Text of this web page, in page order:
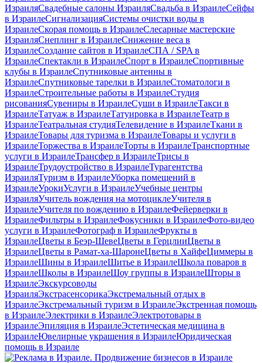
ИзраиляСвадебные салоны ИзраиляСвадьба в ИзраилеСейфы
в ИзраилеСигнализацияСистемы очистки воды в
ИзраилеСкорая помощь в ИзраилеСлесарные мастерские
ИзраиляСнеплинг в ИзраилеСнижение веса в
ИзраилеСоздание сайтов в ИзраилеСПА / SPA в
ИзраилеСпектакли в ИзраилеСпорт в ИзраилеСпортивные
клубы в ИзраилеСпутниковые антенны в
ИзраилеСпутниковые тарелки в ИзраилеСтоматологи в
ИзраилеСтроительные работы в ИзраилеСтудия
рисованияСувениры в ИзраилеСуши в ИзраилеТакси в
ИзраилеТатуаж в ИзраилеТатуировка в ИзраилеТеатр в
ИзраилеТеатральная студияТелевидение в ИзраилеТкани в
ИзраилеТовары для туризма в ИзраилеТовары и услуги в
ИзраилеТоржества в ИзраилеТорты в ИзраилеТранспортные
услуги в ИзраилеТрансфер в ИзраилеТрисы в
ИзраилеТрудоустройство в ИзраилеТурагентства
ИзраиляТуризм в ИзраилеУборка помещений в
ИзраилеУрокиУслуги в ИзраилеУчебные центры
ИзраиляУчитель вождения на мотоциклеУчителя в
ИзраилеУчителя по вождению в ИзраилеФейерверки в
ИзраилеФильтры в ИзраилеФокусники в ИзраилеФото-видео
услуги в ИзраилеФотограф в ИзраилеФрукты в
ИзраилеЦветы в Беэр-ШевеЦветы в ГерцлииЦветы в
ИзраилеЦветы в Рамат-ха-ШаронеЦветы в ХайфеЦиммеры в
ИзраилеШины в ИзраилеШитье в ИзраилеШкола поваров в
ИзраилеШколы в ИзраилеШоу группы в ИзраилеШторы в
ИзраилеЭкскурсоводы
ИзраиляЭкстрасенсорикаЭкстремальный отдых в
ИзраилеЭкстремальный туризм в ИзраилеЭкстренная помощь
в ИзраилеЭлектрики в ИзраилеЭлектротовары в
ИзраилеЭпиляция в ИзраилеЭстетическая медицина в
ИзраилеЮвелирные украшения в ИзраилеЮридическая
помощь в Израиле